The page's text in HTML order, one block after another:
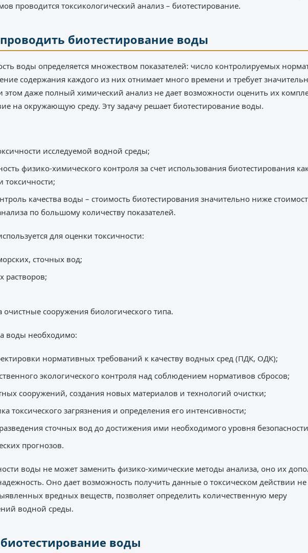
проводится токсикологический анализ – биотестирование.
биотестирование воды
воды определяется множеством показателей: число контролируемых
содержания каждого из них отнимает много времени и требует
этом даже полный химический анализ не дает возможности оценить их
на окружающую среду. Эту задачу решает биотестирование воды.
исследуемой водной среды;
физико-химического контроля за счет использования биотестирования
токсичности;
качества воды – стоимость биотестирования значительно ниже
по большому количеству показателей.
для оценки токсичности:
сточных вод;
растворов;
очистные сооружения биологического типа.
воды необходимо:
нормативных требований к качеству водных сред (ПДК, ОДК);
экологического контроля над соблюдением нормативов сбросов;
сооружений, создания новых материалов и технологий очистки;
токсического загрязнения и определения его интенсивности;
сточных вод до достижения ими необходимого уровня
прогнозов.
воды не может заменить физико-химические методы анализа, оно их
Оно дает возможность получить данные о токсическом действии не
вредных веществ, позволяет определить количественную меру
водной среды.
воды